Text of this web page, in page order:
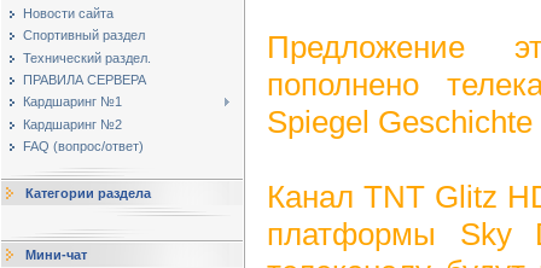
Новости сайта
Спортивный раздел
Технический раздел.
ПРАВИЛА СЕРВЕРА
Кардшаринг №1
Кардшаринг №2
FAQ (вопрос/ответ)
Категории раздела
Мини-чат
Предложение
пополнено
Spiegel
Канал TNT Glitz
платформы Sky